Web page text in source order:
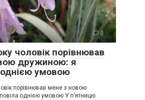
0
чоловік порівнював
дружиною: я
однією умовою
порівнював мене з новою
однією умовою У п’ятницю